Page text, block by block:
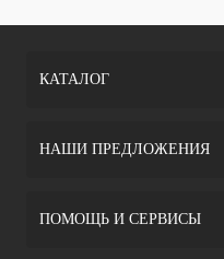
КАТАЛОГ
НАШИ ПРЕДЛОЖЕНИЯ
ПОМОЩЬ И СЕРВИСЫ